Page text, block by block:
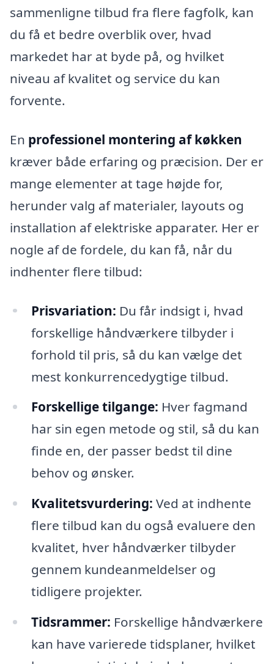
sammenligne tilbud fra flere fagfolk, kan
du få et bedre overblik over, hvad
markedet har at byde på, og hvilket
niveau af kvalitet og service du kan
forvente.
En professionel montering af køkken
kræver både erfaring og præcision. Der er
mange elementer at tage højde for,
herunder valg af materialer, layouts og
installation af elektriske apparater. Her er
nogle af de fordele, du kan få, når du
indhenter flere tilbud:
Prisvariation: Du får indsigt i, hvad
forskellige håndværkere tilbyder i
forhold til pris, så du kan vælge det
mest konkurrencedygtige tilbud.
Forskellige tilgange: Hver fagmand
har sin egen metode og stil, så du kan
finde en, der passer bedst til dine
behov og ønsker.
Kvalitetsvurdering: Ved at indhente
flere tilbud kan du også evaluere den
kvalitet, hver håndværker tilbyder
gennem kundeanmeldelser og
tidligere projekter.
Tidsrammer: Forskellige håndværkere
kan have varierede tidsplaner, hvilket